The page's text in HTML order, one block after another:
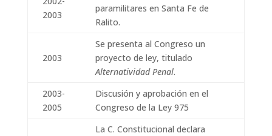
2003
paramilitares en Santa Fe de
Ralito.
2003
Se presenta al Congreso un
proyecto de ley, titulado
Alternatividad Penal.
2003-
2005
Discusión y aprobación en el
Congreso de la Ley 975
La C. Constitucional declara